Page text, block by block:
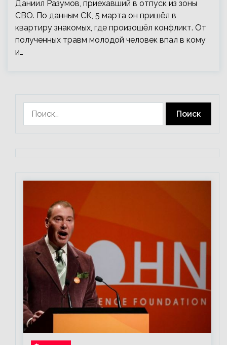
Даниил Разумов, приехавший в отпуск из зоны
СВО. По данным СК, 5 марта он пришёл в
квартиру знакомых, где произошёл конфликт. От
полученных травм молодой человек впал в кому
и…